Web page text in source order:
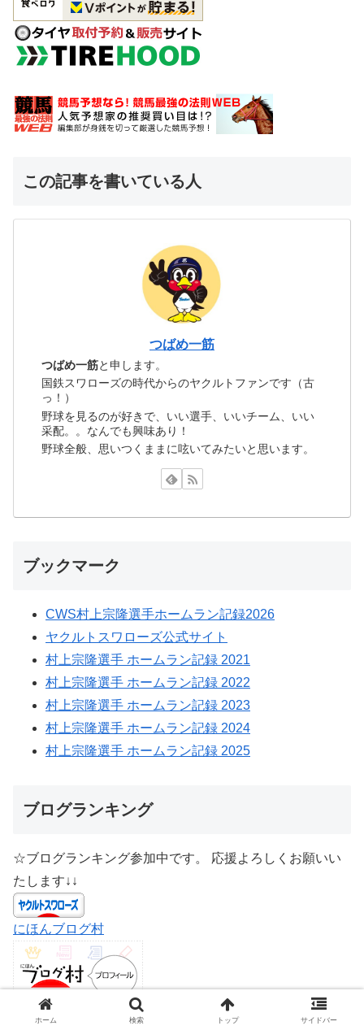
この記事を書いている人
つばめ一筋
つばめ一筋と申します。
国鉄スワローズの時代からのヤクルトファンです（古
っ！）
野球を見るのが好きで、いい選手、いいチーム、いい
采配。。なんでも興味あり！
野球全般、思いつくままに呟いてみたいと思います。
ブックマーク
CWS村上宗隆選手ホームラン記録2026
ヤクルトスワローズ公式サイト
村上宗隆選手 ホームラン記録 2021
村上宗隆選手 ホームラン記録 2022
村上宗隆選手 ホームラン記録 2023
村上宗隆選手 ホームラン記録 2024
村上宗隆選手 ホームラン記録 2025
ブログランキング
☆ブログランキング参加中です。 応援よろしくお願いい
たします↓↓
にほんブログ村
ホーム 検索 トップ サイドバー